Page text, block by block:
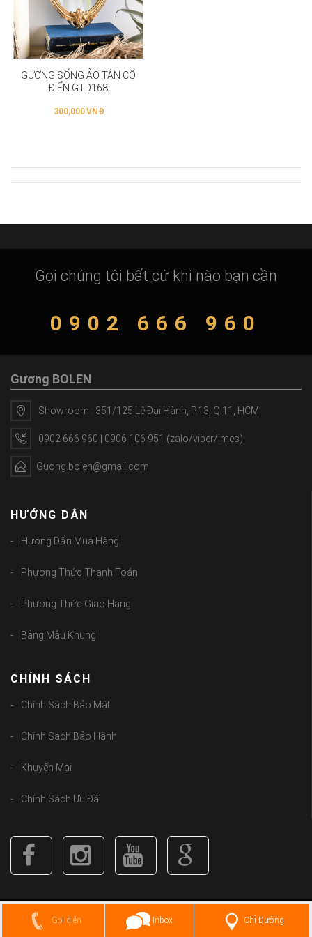
GƯƠNG SỐNG ẢO TÂN CỔ
ĐIỂN GTD168
300,000VNĐ
Gọi chúng tôi bất cứ khi nào bạn cần
0902 666 960
Gương BOLEN
Showroom : 351/125 Lê Đại Hành, P.13, Q.11, HCM
0902 666 960 | 0906 106 951 (zalo/viber/imes)
Guong.bolen@gmail.com
HƯỚNG DẪN
Hướng Dẩn Mua Hàng
Phương Thức Thanh Toán
Phương Thức Giao Hang
Bảng Mẫu Khung
CHÍNH SÁCH
Chính Sách Bảo Mật
Chính Sách Bảo Hành
Khuyến Mại
Chính Sách Ưu Đãi
Copyright (C) 2018 guongbolen.com . All Rights Reserved.
Gọi điện Inbox Chỉ Đường